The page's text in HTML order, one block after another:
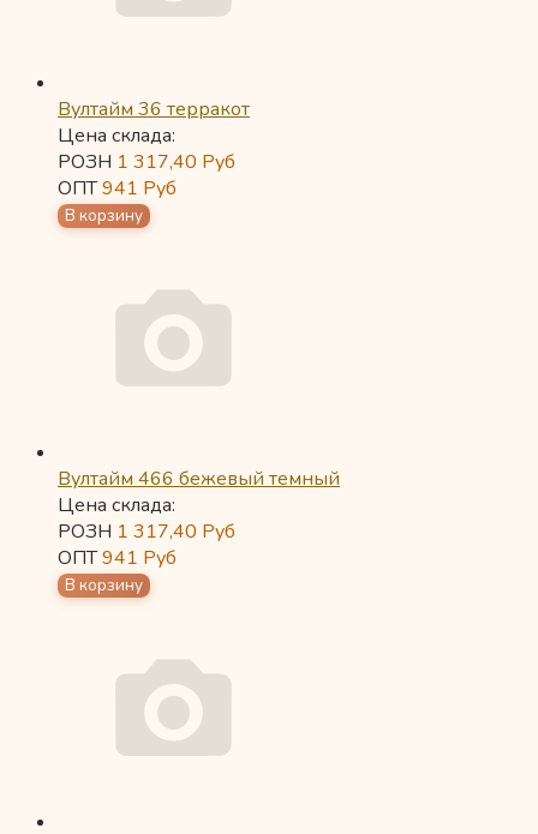
Вултайм 36 терракот
Цена склада:
РОЗН 1 317,40 Руб
ОПТ941 Руб
Вултайм 466 бежевый темный
Цена склада:
РОЗН 1 317,40 Руб
ОПТ941 Руб